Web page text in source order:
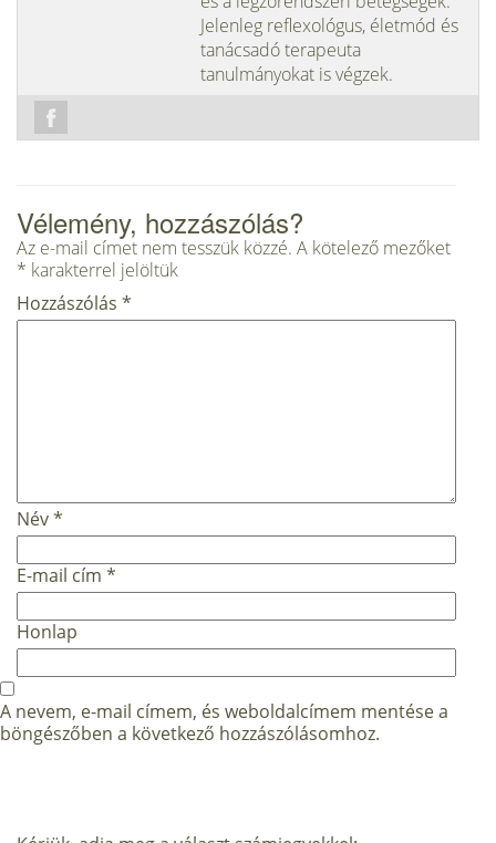
Jelenleg reflexológus, életmód és
tanácsadó terapeuta
tanulmányokat is végzek.
Vélemény, hozzászólás?
Az e-mail címet nem tesszük közzé. A kötelező mezőket
* karakterrel jelöltük
Hozzászólás *
Név*
E-mail cím *
Honlap
A nevem, e-mail címem, és weboldalcímem mentése a
böngészőben a következő hozzászólásomhoz.